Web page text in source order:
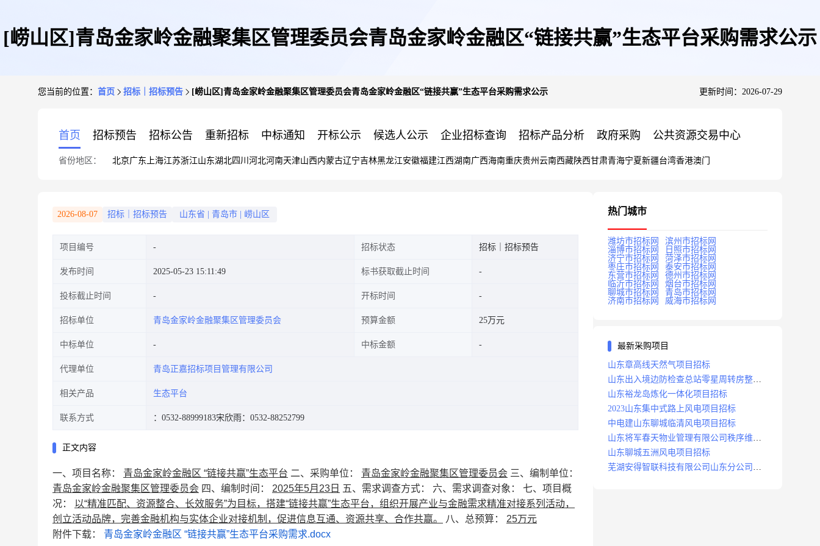
[崂山区]青岛金家岭金融聚集区管理委员会青岛金家岭金融区“链接共赢”生态平台采购需求公示
您当前的位置： 首页 招标｜招标预告 [崂山区]青岛金家岭金融聚集区管理委员会青岛金家岭金融区“链接共赢”生态平台采购需求公示 更新时间：2026-07-29
首页 招标预告 招标公告 重新招标 中标通知 开标公示 候选人公示 企业招标查询 招标产品分析 政府采购 公共资源交易中心
省份地区： 北京广东 上海江苏浙江山东湖北四川 河北河南天津山西内蒙古辽宁吉林黑龙江安徽福建江西湖南广西海南重庆贵州 云南西藏陕西甘肃青海宁夏新疆台湾香港澳门
2026-08-07 招标｜招标预告 山东省 青岛市 崂山区
项目编号 招标状态 招标｜招标预告
发布时间 2025-05-23 15:11:49 标书获取截止时间
投标截止时间 开标时间
招标单位 青岛金家岭金融聚集区管理委员会 预算金额 25万元
中标单位 中标金额
代理单位 青岛正嘉招标项目管理有限公司
相关产品 生态平台
联系方式 ：0532-88999183宋欣雨：0532-88252799
正文内容
一、项目名称： 青岛金家岭金融区 “链接共赢”生态平台 二、采购单位： 青岛金家岭金融聚集区管理委员会 三、编制单位：
青岛金家岭金融聚集区管理委员会 四、编制时间： 2025年5月23日 五、需求调查方式： 六、需求调查对象： 七、项目概
况： 以“精准匹配、资源整合、长效服务”为目标，搭建“链接共赢”生态平台，组织开展产业与金融需求精准对接系列活动，
创立活动品牌，完善金融机构与实体企业对接机制，促进信息互通、资源共享、合作共赢。
八、总预算： 25万元
附件下载： 青岛金家岭金融区 “链接共赢”生态平台采购需求.docx
热门城市
潍坊市招标网
滨州市招标网
淄博市招标网
日照市招标网
济宁市招标网
菏泽市招标网
枣庄市招标网
泰安市招标网
东营市招标网
德州市招标网
临沂市招标网
烟台市招标网
聊城市招标网
青岛市招标网
济南市招标网
威海市招标网
最新采购项目
山东章高线天然气项目招标
山东出入境边防检查总站零星周转房整修
项目招标中标
山东裕龙岛炼化一体化项目招标
2023山东集中式路上风电项目招标
中电建山东聊城临清风电项目招标
山东将军春天物业管理有限公司秩序维护
服务项目招标公告
山东聊城五洲风电项目招标
芜湖安得智联科技有限公司山东分公司济